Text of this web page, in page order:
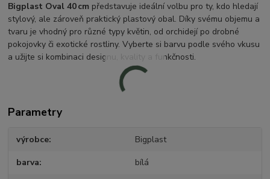
Bigplast Oval 40 cm představuje ideální volbu pro ty, kdo hledají
stylový, ale zároveň praktický plastový obal. Díky svému objemu a
tvaru je vhodný pro různé typy květin, od orchidejí po drobné
pokojovky či exotické rostliny. Vyberte si barvu podle svého vkusu
a užijte si kombinaci designu, kvality a funkčnosti.
Parametry
výrobce Bigplast
barva bílá